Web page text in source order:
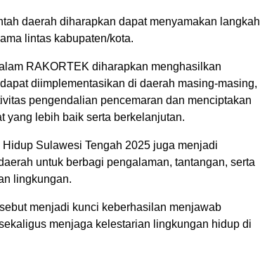
daerah diharapkan dapat menyamakan langkah
lintas kabupaten/kota.
RAKORTEK diharapkan menghasilkan
diimplementasikan di daerah masing-masing,
pengendalian pencemaran dan menciptakan
yang lebih baik serta berkelanjutan.
Sulawesi Tengah 2025 juga menjadi
untuk berbagi pengalaman, tantangan, serta
lingkungan.
menjadi kunci keberhasilan menjawab
menjaga kelestarian lingkungan hidup di